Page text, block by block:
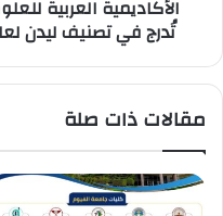
بحوثها
الأكاديمية العربية
تُدرج في تصنيف ليدن لعام 2025 تأكيداً لجودة
مقالات ذات صلة